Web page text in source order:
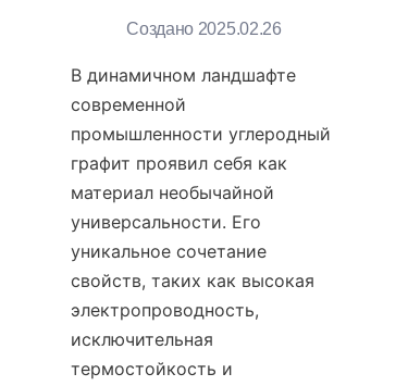
Создано 2025.02.26
В динамичном ландшафте
современной
промышленности углеродный
графит проявил себя как
материал необычайной
универсальности. Его
уникальное сочетание
свойств, таких как высокая
электропроводность,
исключительная
термостойкость и